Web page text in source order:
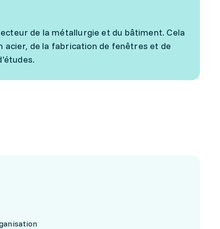
de la métallurgie et du bâtiment. Cela
acier, de la fabrication de fenêtres et de